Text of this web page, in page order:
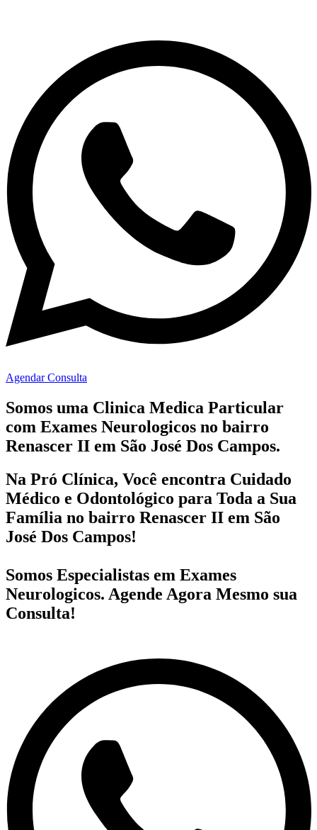
Agendar Consulta
Somos uma Clinica Medica Particular
com Exames Neurologicos no bairro
Renascer II em São José Dos Campos.
Na Pró Clínica, Você encontra Cuidado
Médico e Odontológico para Toda a Sua
Família no bairro Renascer II em São
José Dos Campos!
Somos Especialistas em Exames
Neurologicos. Agende Agora Mesmo sua
Consulta!